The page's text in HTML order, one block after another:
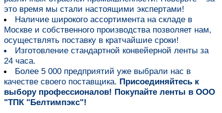
это время мы стали настоящими экспертами!
Наличие широкого ассортимента на складе в
Москве и собственного производства позволяет нам,
осуществлять поставку в кратчайшие сроки!
Изготовление стандартной конвейерной ленты за
24 часа.
Более 5 000 предприятий уже выбрали нас в
качестве своего поставщика. Присоединяйтесь к
выбору профессионалов! Покупайте ленты в ООО
"ТПК "Белтимпэкс"!